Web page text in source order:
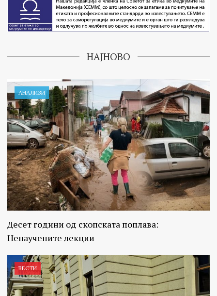
НАЈНОВО
АНАЛИЗИ
Десет години од скопската поплава:
Ненаучените лекции
ВЕСТИ